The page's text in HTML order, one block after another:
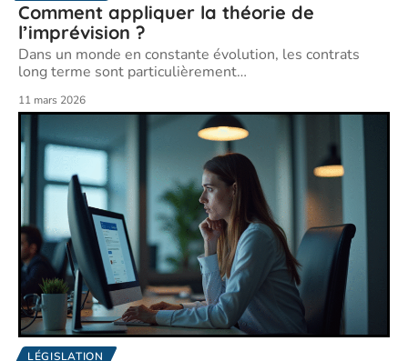
Comment appliquer la théorie de
l’imprévision ?
Dans un monde en constante évolution, les contrats
long terme sont particulièrement…
11 mars 2026
LÉGISLATION